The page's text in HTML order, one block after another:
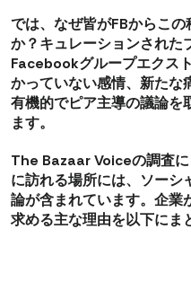
では、なぜ皆がFBからこ
か？キュレーションされた
Facebookグループエクス
かっていない感情、新たな
有機的でピア主導の議論を
ます。
The Bazaar Voiceの調査に
に訪れる場所には、ソーシ
論が含まれています。企
求める主な理由を以下にま